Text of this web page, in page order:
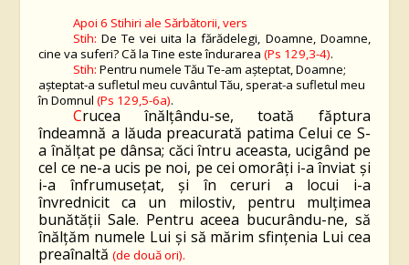
Apoi 6 Stihiri ale Sărbătorii, vers
Stih: De Te vei uita la fărădelegi, Doamne, Doamne,
cine va suferi? Că la Tine este îndurarea(Ps 129,3-4).
Stih: Pentru numele Tău Te-am aşteptat, Doamne;
aşteptat-a sufletul meu cuvântul Tău, sperat-a sufletul meu
în Domnul(Ps 129,5-6a).
Crucea înălțându-se, toată făptura
îndeamnă a lăuda preacurată patima Celui ce S-
a înălțat pe dânsa; căci întru aceasta, ucigând pe
cel ce ne-a ucis pe noi, pe cei omorâți i-a înviat și
i-a înfrumusețat, și în ceruri a locui i-a
învrednicit ca un milostiv, pentru mulțimea
bunătății Sale. Pentru aceea bucurându-ne, să
înălțăm numele Lui și să mărim sfințenia Lui cea
preaînaltă (dedouăori).